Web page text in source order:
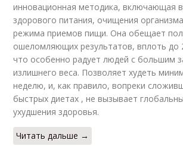
инновационная методика, включающая
здорового питания, очищения
режима приемов пищи. Она обещает
ошеломляющих результатов, вплоть до
что особенно радует людей с большим
излишнего веса. Позволяет худеть
неделю, и, как правило, вопреки
быстрых диетах , не вызывает
ухудшения здоровья.
Читать дальше →